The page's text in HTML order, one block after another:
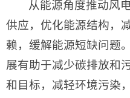
从能源角度推动风
供应，优化能源结构，
赖，缓解能源短缺问题
展有助于减少碳排放和
和目标，减轻环境污染